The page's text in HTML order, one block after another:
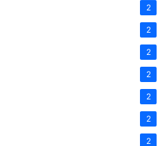
2
2
2
2
2
2
2